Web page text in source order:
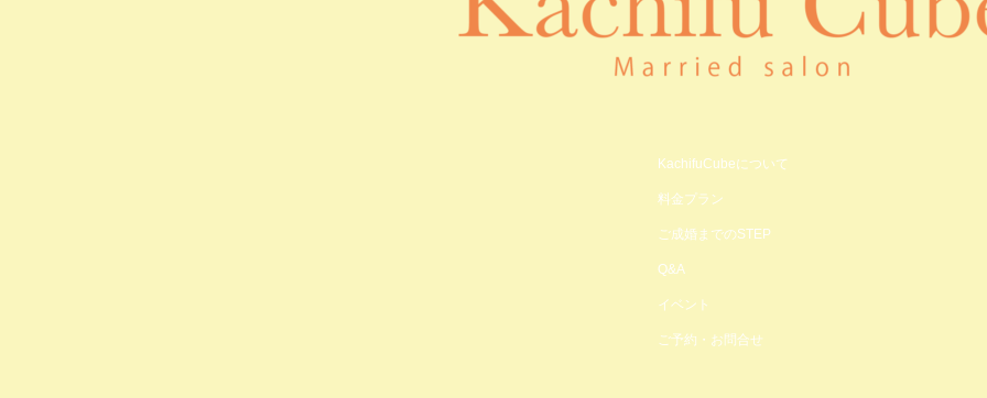
KachifuCubeについて
料金プラン
ご成婚までのSTEP
Q&A
イベント
ご予約・お問合せ